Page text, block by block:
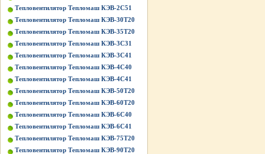
Тепловентилятор Тепломаш КЭВ-2С51
Тепловентилятор Тепломаш КЭВ-30Т20
Тепловентилятор Тепломаш КЭВ-35Т20
Тепловентилятор Тепломаш КЭВ-3С31
Тепловентилятор Тепломаш КЭВ-3С41
Тепловентилятор Тепломаш КЭВ-4С40
Тепловентилятор Тепломаш КЭВ-4С41
Тепловентилятор Тепломаш КЭВ-50Т20
Тепловентилятор Тепломаш КЭВ-60Т20
Тепловентилятор Тепломаш КЭВ-6С40
Тепловентилятор Тепломаш КЭВ-6С41
Тепловентилятор Тепломаш КЭВ-75Т20
Тепловентилятор Тепломаш КЭВ-90Т20